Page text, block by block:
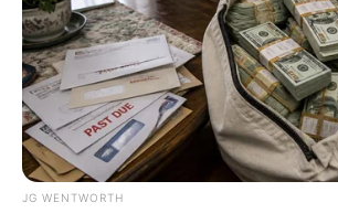
JG WENTWORTH